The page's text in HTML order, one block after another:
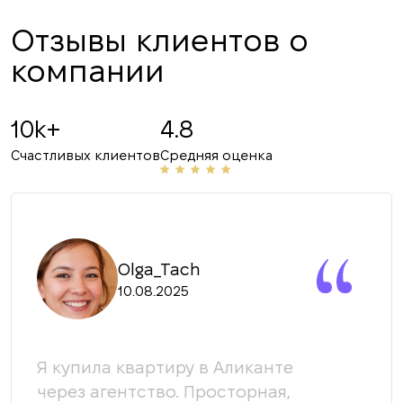
Отзывы клиентов о
компании
10k+
Счастливых клиентов
4.8
Средняя оценка
Olga_Tach
10.08.2025
Я купила квартиру в Аликанте
через агентство. Просторная,